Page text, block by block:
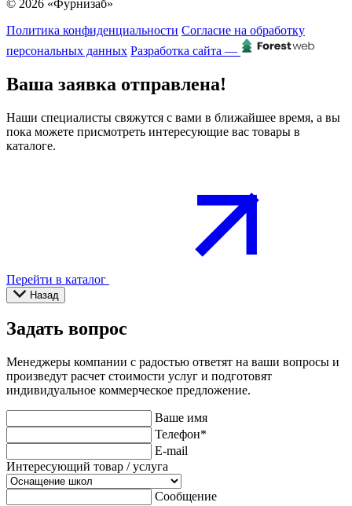
© 2026 «Фурнизаб»
Политика конфиденциальности Согласие на обработку
персональных данных Разработка сайта —
Ваша заявка отправлена!
Наши специалисты свяжутся с вами в ближайшее время, а вы
пока можете присмотреть интересующие вас товары в
каталоге.
Перейти в каталог
Назад
Задать вопрос
Менеджеры компании с радостью ответят на ваши вопросы и
произведут расчет стоимости услуг и подготовят
индивидуальное коммерческое предложение.
Ваше имя
Телефон*
E-mail
Интересующий товар / услуга
Сообщение